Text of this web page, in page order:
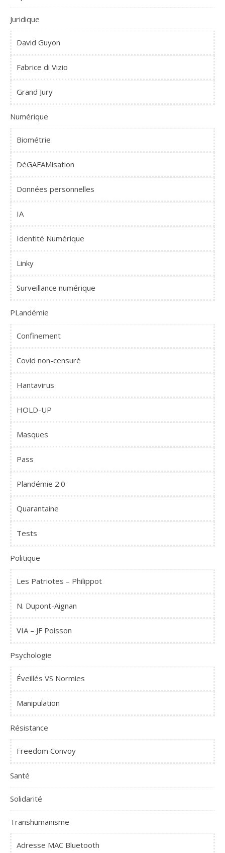
Juridique
David Guyon
Fabrice di Vizio
Grand Jury
Numérique
Biométrie
DéGAFAMisation
Données personnelles
IA
Identité Numérique
Linky
Surveillance numérique
PLandémie
Confinement
Covid non-censuré
Hantavirus
HOLD-UP
Masques
Pass
Plandémie 2.0
Quarantaine
Tests
Politique
Les Patriotes – Philippot
N. Dupont-Aignan
VIA – JF Poisson
Psychologie
Éveillés VS Normies
Manipulation
Résistance
Freedom Convoy
Santé
Solidarité
Transhumanisme
Adresse MAC Bluetooth